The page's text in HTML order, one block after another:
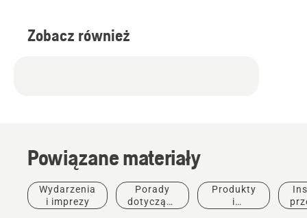
Zobacz również
Powiązane materiały
Wydarzenia
i imprezy
Porady
dotyczące
Produkty
i
Tereny
miejskie
Sprzęt do
Instrukcje
i